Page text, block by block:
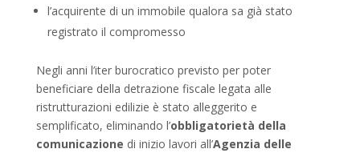
l’acquirente di un immobile qualora sa già stato
registrato il compromesso
Negli anni l’iter burocratico previsto per poter
beneficiare della detrazione fiscale legata alle
ristrutturazioni edilizie è stato alleggerito e
semplificato, eliminando l’obbligatorietà della
comunicazione di inizio lavori all’Agenzia delle